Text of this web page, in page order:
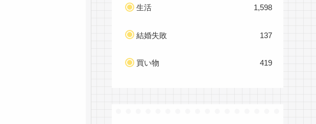
生活 1,598
結婚失敗 137
買い物 419